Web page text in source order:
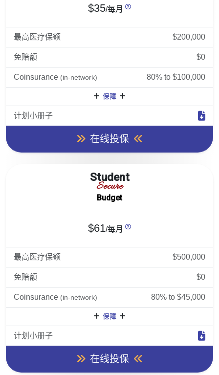
$35/每月
最高医疗保额 $200,000
免赔额 $0
Coinsurance (in-network) 80% to $100,000
保障
计划小册子
在线投保
Student
Secure
Budget
$61/每月
最高医疗保额 $500,000
免赔额 $0
Coinsurance (in-network) 80% to $45,000
保障
计划小册子
在线投保